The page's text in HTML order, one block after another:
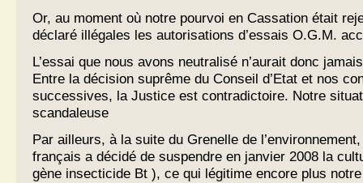
Or, au moment où notre pourvoi en Cassation était
déclaré illégales les autorisations d’essais O.G.M.
L’essai que nous avons neutralisé n’aurait donc
Entre la décision suprême du Conseil d’Etat et nos
successives, la Justice est contradictoire. Notre
scandaleuse
Par ailleurs, à la suite du Grenelle de
français a décidé de suspendre en janvier 2008 la
gène insecticide Bt ), ce qui légitime encore plus